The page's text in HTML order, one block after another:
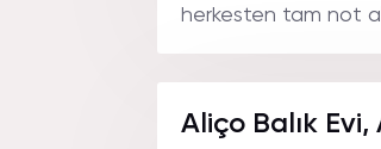
herkesten tam not
Aliço Balık Evi,